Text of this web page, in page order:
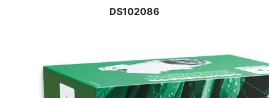
DS102086